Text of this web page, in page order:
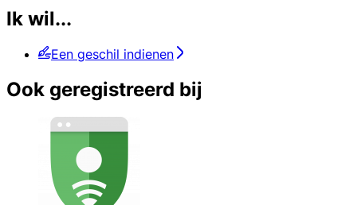
Ik wil...
Een geschil indienen
Ook geregistreerd bij